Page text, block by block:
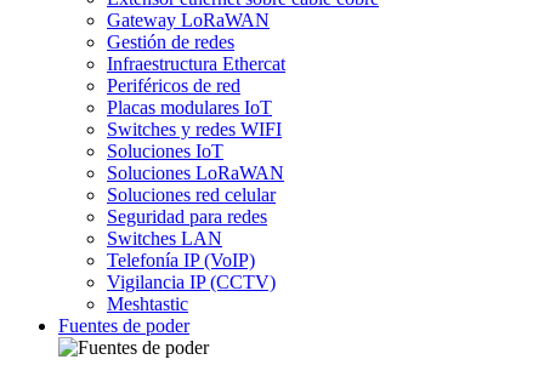
Gateway LoRaWAN
Gestión de redes
Infraestructura Ethercat
Periféricos de red
Placas modulares IoT
Switches y redes WIFI
Soluciones IoT
Soluciones LoRaWAN
Soluciones red celular
Seguridad para redes
Switches LAN
Telefonía IP (VoIP)
Vigilancia IP (CCTV)
Meshtastic
Fuentes de poder